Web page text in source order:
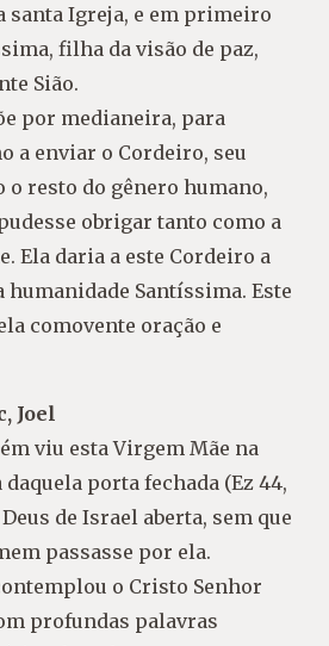
santa Igreja, e em primeiro
filha da visão de paz,
Sião.
por medianeira, para
a enviar o Cordeiro, seu
o resto do gênero humano,
obrigar tanto como a
Ela daria a este Cordeiro a
humanidade Santíssima. Este
comovente oração e
Joel
viu esta Virgem Mãe na
porta fechada (Ez 44,
de Israel aberta, sem que
passasse por ela.
o Cristo Senhor
profundas palavras